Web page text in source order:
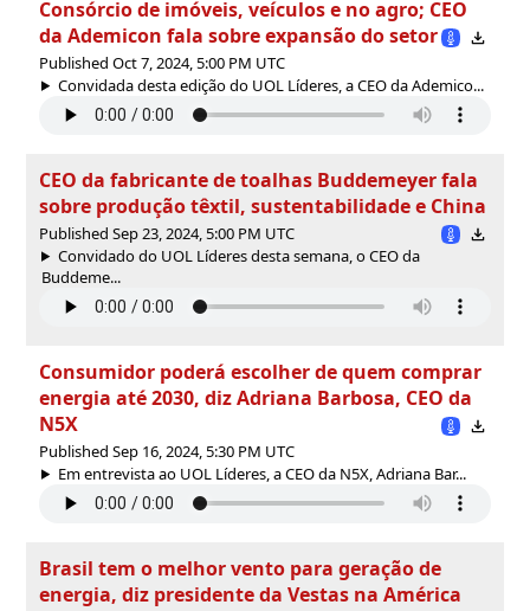
Consórcio de imóveis, veículos e no agro; CEO
da Ademicon fala sobre expansão do setor
Published Oct 7, 2024, 5:00 PM UTC
Convidada desta edição do UOL Líderes, a CEO da Ademico...
CEO da fabricante de toalhas Buddemeyer fala
sobre produção têxtil, sustentabilidade e China
Published Sep 23, 2024, 5:00 PM UTC
Convidado do UOL Líderes desta semana, o CEO da
Buddeme...
Consumidor poderá escolher de quem comprar
energia até 2030, diz Adriana Barbosa, CEO da
N5X
Published Sep 16, 2024, 5:30 PM UTC
Em entrevista ao UOL Líderes, a CEO da N5X, Adriana Bar...
Brasil tem o melhor vento para geração de
energia, diz presidente da Vestas na América